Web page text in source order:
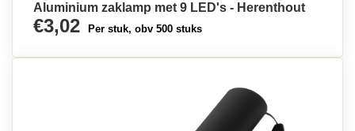
Aluminium zaklamp met 9 LED's - Herenthout
€3,02 Per stuk, obv 500 stuks